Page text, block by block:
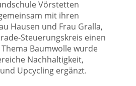
Vörstetten
mit ihren
Hausen und Frau Gralla,
Steuerungskreis einen
Baumwolle wurde
Nachhaltigkeit,
Upcycling ergänzt.